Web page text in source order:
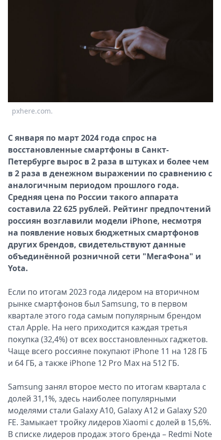
Спецпроекты
Скачай
Metro
pxhere.com.
С января по март 2024 года спрос на
восстановленные смартфоны в Санкт-
Петербурге вырос в 2 раза в штуках и более чем
в 2 раза в денежном выражении по сравнению с
аналогичным периодом прошлого года.
Средняя цена по России такого аппарата
составила 22 625 рублей. Рейтинг предпочтений
россиян возглавили модели iPhone, несмотря
на появление новых бюджетных смартфонов
других брендов, свидетельствуют данные
объединённой розничной сети "МегаФона" и
Yota.
Если по итогам 2023 года лидером на вторичном
рынке смартфонов был Samsung, то в первом
квартале этого года самым популярным брендом
стал Apple. На него приходится каждая третья
покупка (32,4%) от всех восстановленных гаджетов.
Чаще всего россияне покупают iPhone 11 на 128 ГБ
и 64 ГБ, а также iPhone 12 Pro Max на 512 ГБ.
Samsung занял второе место по итогам квартала с
долей 31,1%, здесь наиболее популярными
моделями стали Galaxy A10, Galaxy A12 и Galaxy S20
FE. Замыкает тройку лидеров Xiaomi с долей в 15,6%.
В списке лидеров продаж этого бренда – Redmi Note